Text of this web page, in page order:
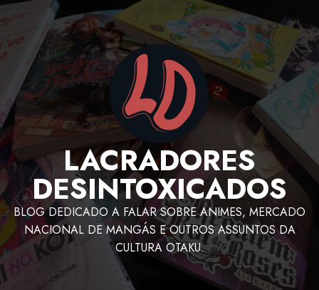
LACRADORES
DESINTOXICADOS
BLOG DEDICADO A FALAR SOBRE ANIMES, MERCADO
NACIONAL DE MANGÁS E OUTROS ASSUNTOS DA
CULTURA OTAKU.